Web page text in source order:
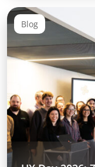
Blog